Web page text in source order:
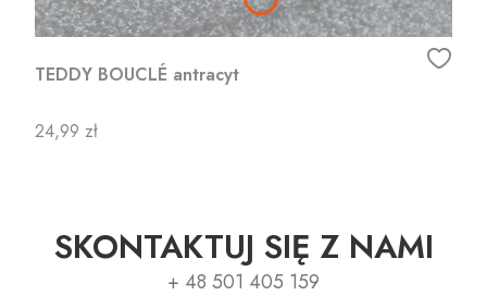
TEDDY BOUCLÉ antracyt
Cena
24,99 zł
SKONTAKTUJ SIĘ Z NAMI
+ 48 501 405 159